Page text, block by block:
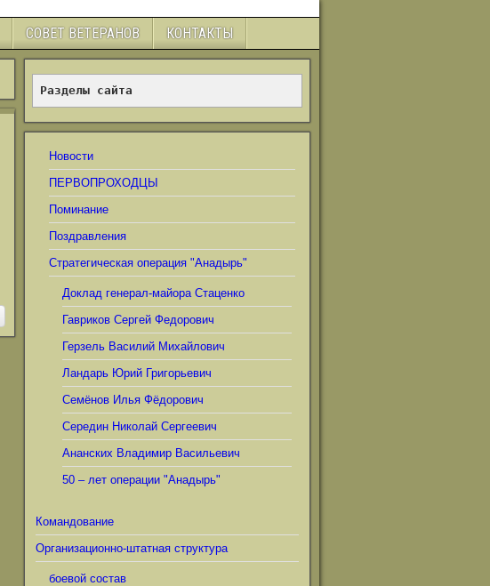
СОВЕТ ВЕТЕРАНОВ КОНТАКТЫ
Разделы сайта
Новости
ПЕРВОПРОХОДЦЫ
Поминание
Поздравления
Стратегическая операция "Анадырь"
Доклад генерал-майора Стаценко
Гавриков Сергей Федорович
Герзель Василий Михайлович
Ландарь Юрий Григорьевич
Семёнов Илья Фёдорович
Середин Николай Сергеевич
Ананских Владимир Васильевич
50 – лет операции "Анадырь"
Командование
Организационно-штатная структура
боевой состав